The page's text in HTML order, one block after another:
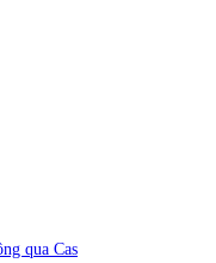
qua Cas